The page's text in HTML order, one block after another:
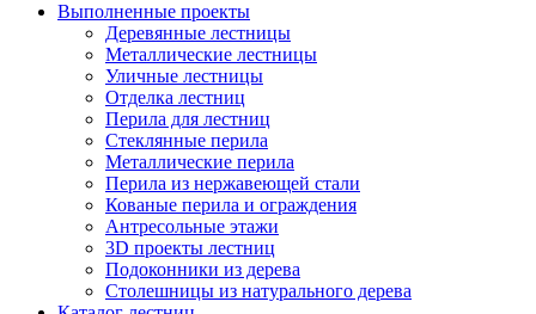
Выполненные проекты
Деревянные лестницы
Металлические лестницы
Уличные лестницы
Отделка лестниц
Перила для лестниц
Стеклянные перила
Металлические перила
Перила из нержавеющей стали
Кованые перила и ограждения
Антресольные этажи
3D проекты лестниц
Подоконники из дерева
Столешницы из натурального дерева